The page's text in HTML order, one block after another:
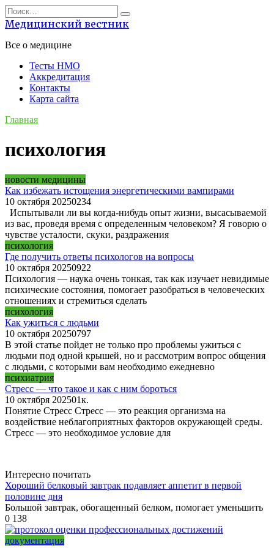
Перейти
к
содержанию
Search
for:
Медицинский вестник
Все о медицине
Тесты НМО
Аккредитация
Контакты
Карта сайта
Главная
психология
новости медицины
Как избежать истощения энергетическими вампирами
10 октября 20250234
Испытывали ли вы когда-нибудь опыт жизни, высасываемой
из вас, проведя время с определенным человеком? Я говорю о
чувстве усталости, скуки, раздражения
психология
Где получить ответы психологов на вопросы
10 октября 20250922
Психология — наука очень тонкая, так как изучает невидимые
психические состояния, помогает разобраться в человеческих
отношениях и стремиться сделать
психология
Как ужиться с людьми
10 октября 20250797
В этой статье пойдет не только про проблемы ужиться с
людьми под одной крышей, но и рассмотрим вопрос общения
с людьми, с которыми вам необходимо ежедневно
психиатрия
Стресс — что такое и как с ним бороться
10 октября 202501к.
Понятие Стресс Стресс — это реакция организма на
воздействие неблагоприятных факторов окружающей среды.
Стресс — это необходимое условие для
Интересно почитать
Хороший белковый завтрак подавляет аппетит в первой
половине дня
Большой завтрак, обогащенный белком, помогает уменьшить
0 138
документация